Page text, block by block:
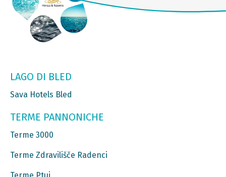
LAGO DI BLED
Sava Hotels Bled
TERME PANNONICHE
Terme 3000
Terme Zdravilišče Radenci